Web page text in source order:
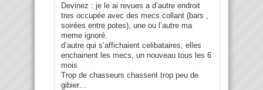
Devinez : je le ai revues a d’autre endroit
tres occupée avec des mecs collant (bars ,
soirées entre potes), une ou l’autre ma
meme ignoré.
d’autre qui s’affichaient celibataires, elles
enchainent les mecs, un nouveau tous les 6
mois
Trop de chasseurs chassent trop peu de
gibier…